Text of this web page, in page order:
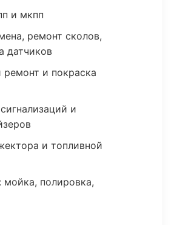
и мкпп
ремонт сколов,
датчиков
и покраска
и
и топливной
мойка, полировка,